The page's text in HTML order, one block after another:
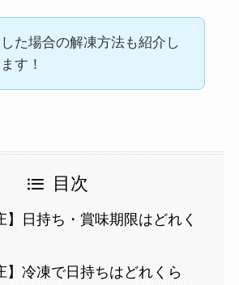
た場合の解凍方法も紹介し
す！
目次
】日持ち・賞味期限はどれく
】冷凍で日持ちはどれくら